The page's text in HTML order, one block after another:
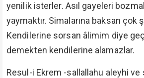
yenilik isterler. Asıl gayeleri
yaymaktır. Simalarına baksan çok
Kendilerine sorsan âlimim diye
demekten kendilerine alamazlar.
Resul-i Ekrem -sallallahu aleyhi